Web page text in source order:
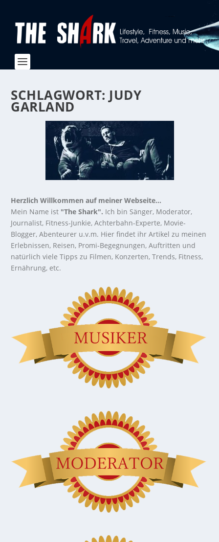
SCHLAGWORT: JUDY
GARLAND
Herzlich Willkommen auf meiner Webseite...
Mein Name ist "The Shark". Ich bin Sänger, Moderator,
Journalist, Fitness-Junkie, Achterbahn-Experte, Movie-
Blogger, Abenteurer u.v.m. Hier findet ihr Artikel zu meinen
Erlebnissen, Reisen, Promi-Begegnungen, Auftritten und
natürlich viele Tipps zu Filmen, Konzerten, Trends, Fitness,
Ernährung, etc.